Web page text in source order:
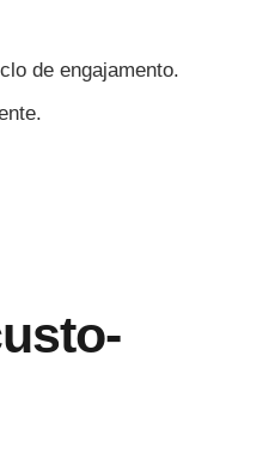
de engajamento.